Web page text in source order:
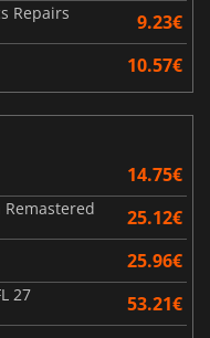
Repairs 9.23€
10.57€
14.75€
25.12€
25.96€
27 53.21€